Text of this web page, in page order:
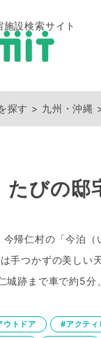
設検索サイト
探す 九州・沖縄
たびの邸
帰仁村の「今泊（
手つかずの美しい
城跡まで車で約5
ウトドア #アクティ